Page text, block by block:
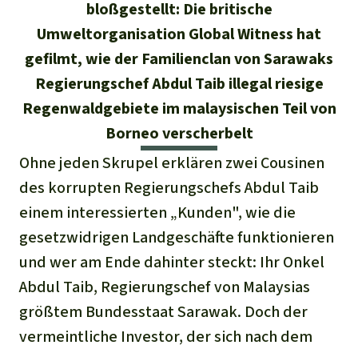
Schutzgebiete
Palmöl
Biokraftstoff
Tropenholz
Aluminium
Gold
Fleisch und Soja
Landraub
04/2025
03/2025
02/2025
01/2025
Ältere Ausgaben
Häufige Fragen
Jahresberichte
Stiftung
Kontakt
Transparenz
Medien
Presse
Presse-Echo
Widget einbinden
Banner einbinden
Freianzeigen
Deutsch
English
Español
Français
Italiano
Português
Indonesia
DE11430609672025 054100
GENODEM1GLS
GLS Bank
IBAN kopieren
Spenden für ein Thema
Tierschutz
Waldschutz
Schutz von Indigenen
Spenden für eine Region
Südostasien
Afrika
Lateinamerika
bloßgestellt: Die britische
Umweltorganisation Global Witness hat
gefilmt, wie der Familienclan von Sarawaks
Regierungschef Abdul Taib illegal riesige
Regenwaldgebiete im malaysischen Teil von
Borneo verscherbelt
Ohne jeden Skrupel erklären zwei Cousinen
des korrupten Regierungschefs Abdul Taib
einem interessierten „Kunden", wie die
gesetzwidrigen Landgeschäfte funktionieren
und wer am Ende dahinter steckt: Ihr Onkel
Abdul Taib, Regierungschef von Malaysias
größtem Bundesstaat Sarawak. Doch der
vermeintliche Investor, der sich nach dem